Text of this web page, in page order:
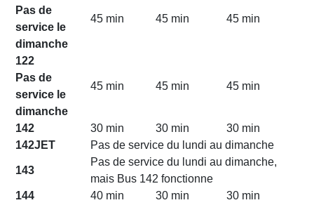
Pas de
service le
dimanche
45 min 45 min 45 min
122
Pas de
service le
dimanche
45 min 45 min 45 min
142 30 min 30 min
30 min
142JET
Pas de service du lundi au dimanche
143
Pas de service du lundi au dimanche,
mais Bus 142 fonctionne
144
40 min 30 min 30 min